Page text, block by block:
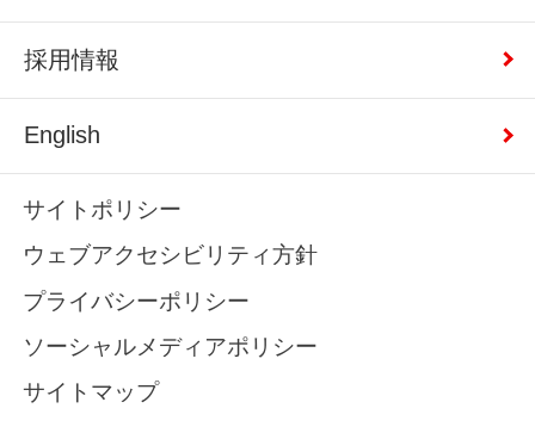
採用情報
English
サイトポリシー
ウェブアクセシビリティ方針
プライバシーポリシー
ソーシャルメディアポリシー
サイトマップ